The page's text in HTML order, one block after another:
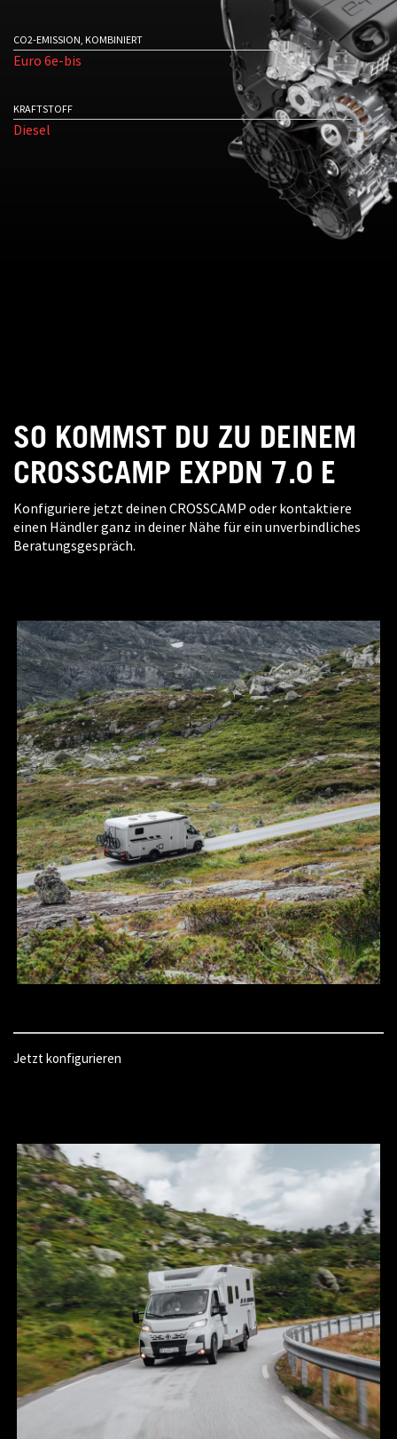
CO2-EMISSION, KOMBINIERT
Euro 6e-bis
KRAFTSTOFF
Diesel
SO KOMMST DU ZU DEINEM
CROSSCAMP EXPDN 7.0 E
Konfiguriere jetzt deinen CROSSCAMP oder kontaktiere
einen Händler ganz in deiner Nähe für ein unverbindliches
Beratungsgespräch.
Jetzt konfigurieren